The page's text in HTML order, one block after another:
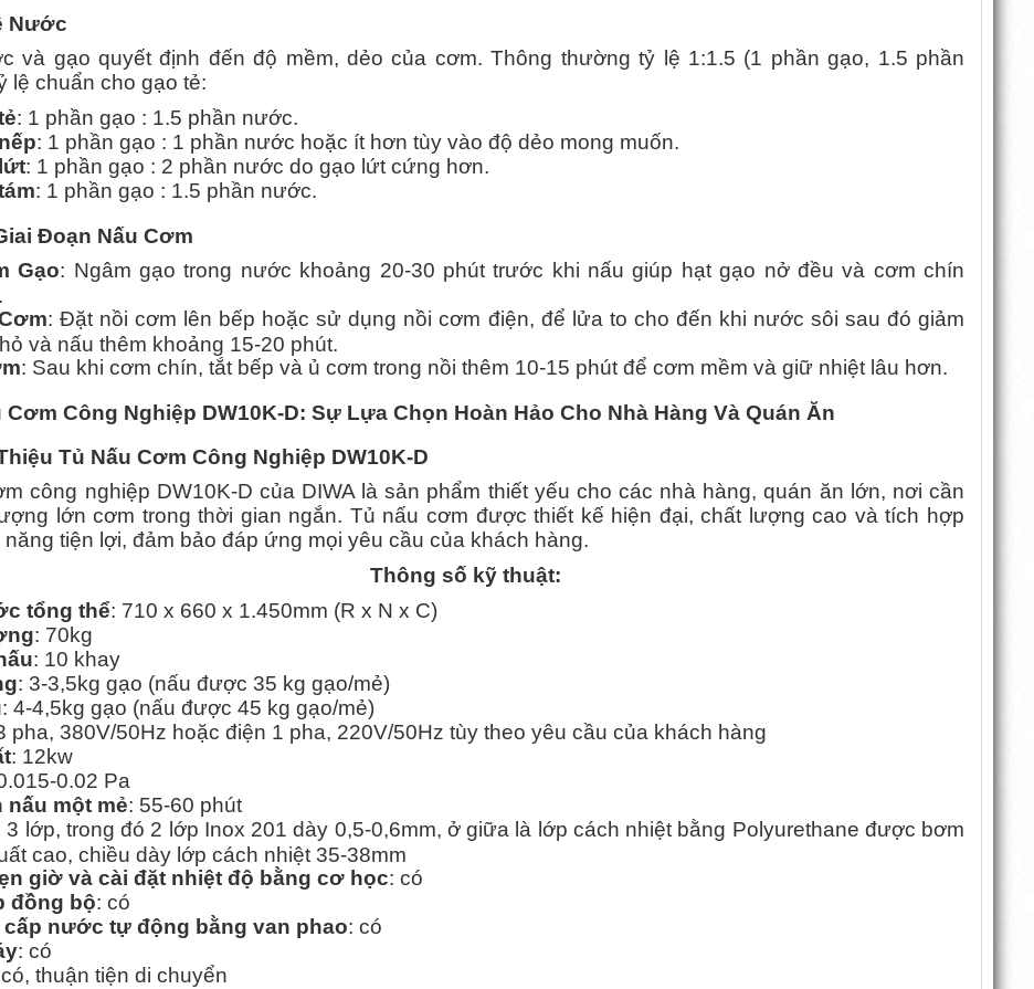
Nước
và gạo quyết định đến độ mềm, dẻo của cơm. Thông thường tỷ lệ 1:1.5 (1 phần gạo, 1.5 phần
lệ chuẩn cho gạo tẻ:
: 1 phần gạo : 1.5 phần nước.
: 1 phần gạo : 1 phần nước hoặc ít hơn tùy vào độ dẻo mong muốn.
: 1 phần gạo : 2 phần nước do gạo lứt cứng hơn.
: 1 phần gạo : 1.5 phần nước.
Đoạn Nấu Cơm
Gạo: Ngâm gạo trong nước khoảng 20-30 phút trước khi nấu giúp hạt gạo nở đều và cơm chín
: Đặt nồi cơm lên bếp hoặc sử dụng nồi cơm điện, để lửa to cho đến khi nước sôi sau đó giảm
và nấu thêm khoảng 15-20 phút.
: Sau khi cơm chín, tắt bếp và ủ cơm trong nồi thêm 10-15 phút để cơm mềm và giữ nhiệt lâu hơn.
Cơm Công Nghiệp DW10K-D: Sự Lựa Chọn Hoàn Hảo Cho Nhà Hàng Và Quán Ăn
Tủ Nấu Cơm Công Nghiệp DW10K-D
công nghiệp DW10K-D của DIWA là sản phẩm thiết yếu cho các nhà hàng, quán ăn lớn, nơi cần
lớn cơm trong thời gian ngắn. Tủ nấu cơm được thiết kế hiện đại, chất lượng cao và tích hợp
năng tiện lợi, đảm bảo đáp ứng mọi yêu cầu của khách hàng.
Thông số kỹ thuật:
tổng thể: 710 x 660 x 1.450mm (R x N x C)
: 70kg
: 10 khay
: 3-3,5kg gạo (nấu được 35 kg gạo/mẻ)
: 4-4,5kg gạo (nấu được 45 kg gạo/mẻ)
pha, 380V/50Hz hoặc điện 1 pha, 220V/50Hz tùy theo yêu cầu của khách hàng
: 12kw
0.02 Pa
nấu một mẻ: 55-60 phút
3 lớp, trong đó 2 lớp Inox 201 dày 0,5-0,6mm, ở giữa là lớp cách nhiệt bằng Polyurethane được bơm
cao, chiều dày lớp cách nhiệt 35-38mm
giờ và cài đặt nhiệt độ bằng cơ học: có
đồng bộ: có
cấp nước tự động bằng van phao: có
: có
thuận tiện di chuyển